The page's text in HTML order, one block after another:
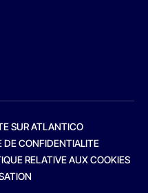
SUR ATLANTICO
DE CONFIDENTIALITE
RELATIVE AUX COOKIES